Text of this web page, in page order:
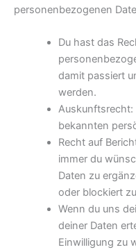
personenbezogenen
Du hast das
damit passiert
werden.
Auskunftsrecht:
bekannten
Recht auf
immer du
Daten zu
oder blockiert
Wenn du uns
deiner Daten
Einwilligung zu